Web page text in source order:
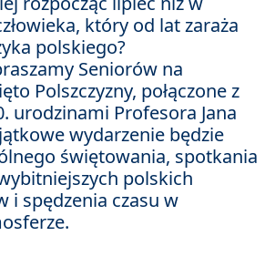
który od lat zaraża
polskiego?
Seniorów na
Polszczyzny, połączone z
urodzinami Profesora Jana
wydarzenie będzie
świętowania, spotkania
polskich
i spędzenia czasu w